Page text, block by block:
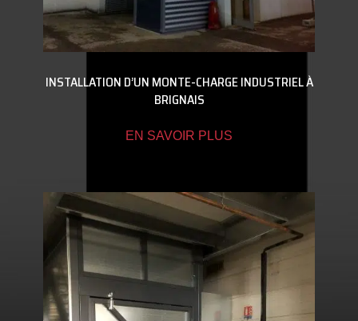
INSTALLATION D’UN MONTE-CHARGE INDUSTRIEL À
BRIGNAIS
EN SAVOIR PLUS